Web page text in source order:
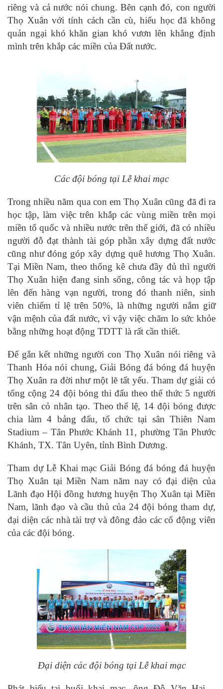
riêng và cả nước nói chung. Bên cạnh đó, con người
Thọ Xuân với tính cách cần cù, hiếu học đã không
quản ngại khó khăn gian khó vươn lên khẳng định
mình trên khắp các miền của Đất nước.
Các đội bóng tại Lễ khai mạc
Trong nhiều năm qua con em Thọ Xuân cũng đã đi ra
học tập, làm việc trên khắp các vùng miền trên mọi
miền tổ quốc và nhiều nước trên thế giới, đã có nhiều
người đỗ đạt thành tài góp phần xây dựng đất nước
cũng như đóng góp xây dựng quê hương Thọ Xuân.
Tại Miền Nam, theo thống kê chưa đầy đủ thì người
Thọ Xuân hiện đang sinh sống, công tác và họp tập
lên đến hàng vạn người, trong đó thanh niên, sinh
viên chiếm tỉ lệ trên 50%, là những người nắm giữ
vận mệnh của đất nước, vì vậy việc chăm lo sức khỏe
bằng những hoạt động TDTT là rất cần thiết.
Để gắn kết những người con Thọ Xuân nói riêng và
Thanh Hóa nói chung, Giải Bóng đá bóng đá huyện
Thọ Xuân ra đời như một lẽ tất yếu. Tham dự giải có
tổng cộng 24 đội bóng thi đấu theo thể thức 5 người
trên sân cỏ nhân tạo. Theo thể lệ, 14 đội bóng được
chia làm 4 bảng đấu, tổ chức tại sân Thiên Nam
Stadium – Tân Phước Khánh 11, phường Tân Phước
Khánh, TX. Tân Uyên, tỉnh Bình Dương.
Tham dự Lễ Khai mạc Giải Bóng đá bóng đá huyện
Thọ Xuân tại Miền Nam năm nay có đại diện của
Lãnh đạo Hội đồng hương huyện Thọ Xuân tại Miền
Nam, lãnh đạo và cầu thủ của 24 đội bóng tham dự,
đại diện các nhà tài trợ và đông đảo các cổ động viên
của các đội bóng.
Đại diện các đội bóng tại Lễ khai mạc